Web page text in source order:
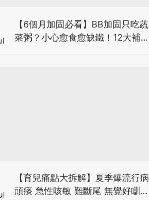
【6個月加固必看】BB加固只吃蔬
菜粥？小心愈食愈缺鐵！12大補鐵
【育兒痛點大拆解】夏季爆流行病
頑痰 急性咳敏 難斷尾 無覺好瞓？